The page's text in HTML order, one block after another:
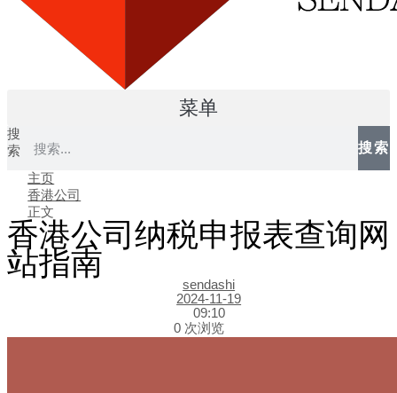
菜单
搜
索
搜索
主页
香港公司
正文
香港公司纳税申报表查询网
站指南
sendashi
2024-11-19
09:10
0 次浏览